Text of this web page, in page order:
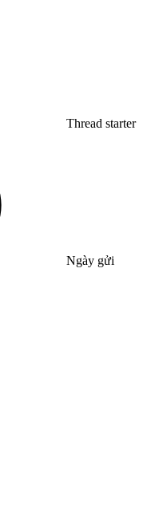
Thread starter
Ngày gửi